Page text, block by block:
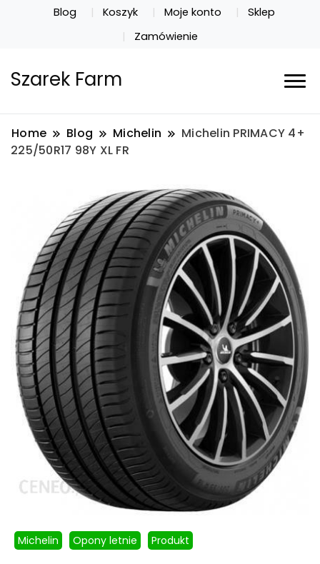
Blog Koszyk Moje konto
Sklep
Zamówienie
Szarek Farm
Home Blog Michelin
Michelin PRIMACY 4+
225/50R17 98Y XL FR
Michelin Opony letnie Produkt